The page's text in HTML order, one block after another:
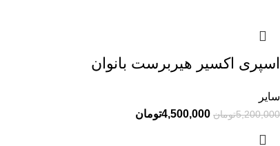
اسپری اکسیر هیربرست بانوان
سایر
5,200,000تومان 4,500,000تومان